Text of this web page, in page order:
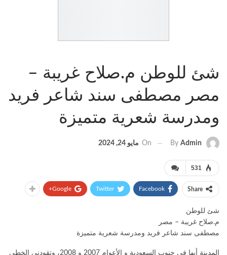
شئ للوطن م.صلاح غريبة –
مصر مصطفى سند شاعر فريد
ومدرسة شعرية متميزة
By Admin
On مايو 24, 2024
531
Share
Facebook
Twitter
Google+
شئ للوطن
م.صلاح غريبة – مصر
مصطفى سند شاعر فريد ومدرسة شعرية متميزة
المدينة أبها في جنوب السعودية و الأعوام 2007 و 2008، وتقودنى الخطى